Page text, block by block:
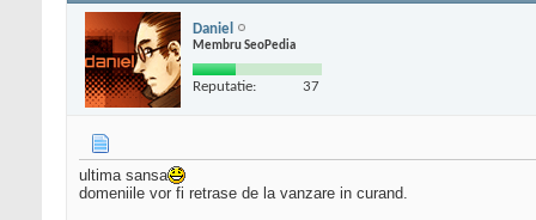
Daniel
Membru SeoPedia
Reputatie: 37
ultima sansa
domeniile vor fi retrase de la vanzare in curand.